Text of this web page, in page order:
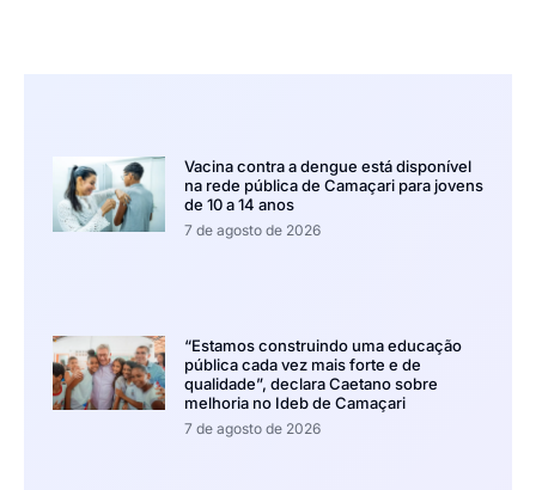
Vacina contra a dengue está disponível
na rede pública de Camaçari para jovens
de 10 a 14 anos
7 de agosto de 2026
“Estamos construindo uma educação
pública cada vez mais forte e de
qualidade”, declara Caetano sobre
melhoria no Ideb de Camaçari
7 de agosto de 2026